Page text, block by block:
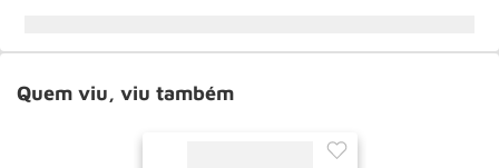
Quem viu, viu também